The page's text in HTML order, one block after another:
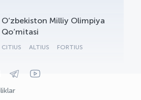
O‘zbekiston Milliy Olimpiya
Qo‘mitasi
CITIUS ALTIUS FORTIUS